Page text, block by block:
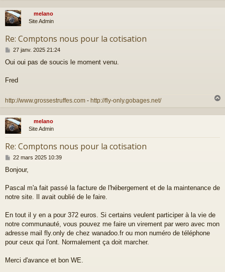
e
melano
Site Admin
Re: Comptons nous pour la cotisation
M
s
a
27 janv. 2025 21:24
Oui oui pas de soucis le moment venu.
Fred
http://www.grossestruffes.com - http://fly-only.gobages.net/
u
melano
Site Admin
Re: Comptons nous pour la cotisation
M
s
a
g
22 mars 2025 10:39
Bonjour,
Pascal m'a fait passé la facture de l'hébergement et de la maintenance de
notre site. Il avait oublié de le faire.
En tout il y en a pour 372 euros. Si certains veulent participer à la vie de
notre communauté, vous pouvez me faire un virement par wero avec mon
adresse mail fly.only de chez wanadoo.fr ou mon numéro de téléphone
pour ceux qui l'ont. Normalement ça doit marcher.
Merci d'avance et bon WE.